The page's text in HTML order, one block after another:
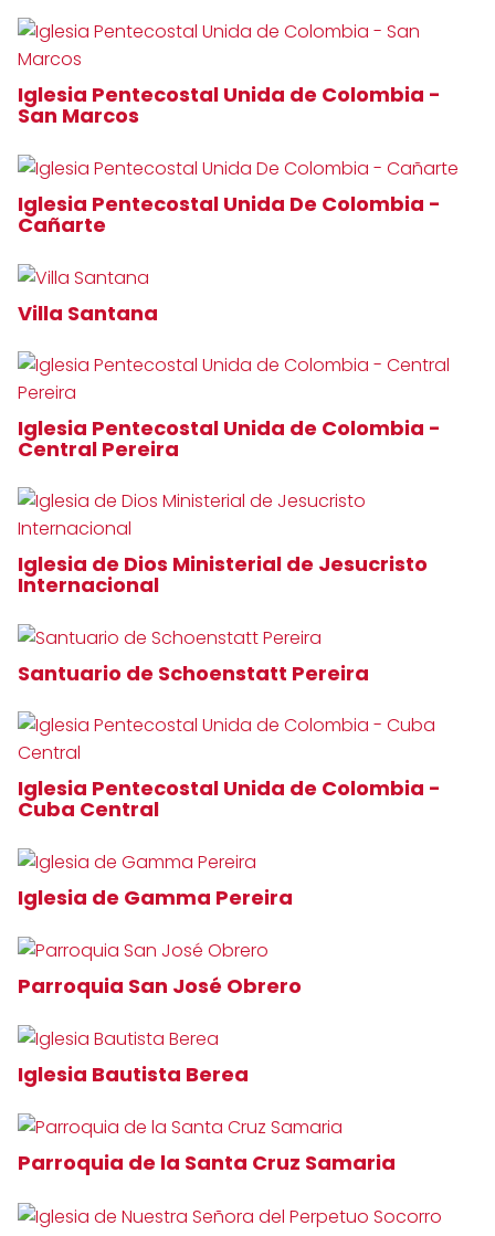
Iglesia Pentecostal Unida de Colombia -
San Marcos
Iglesia Pentecostal Unida De Colombia -
Cañarte
Villa Santana
Iglesia Pentecostal Unida de Colombia -
Central Pereira
Iglesia de Dios Ministerial de Jesucristo
Internacional
Santuario de Schoenstatt Pereira
Iglesia Pentecostal Unida de Colombia -
Cuba Central
Iglesia de Gamma Pereira
Parroquia San José Obrero
Iglesia Bautista Berea
Parroquia de la Santa Cruz Samaria